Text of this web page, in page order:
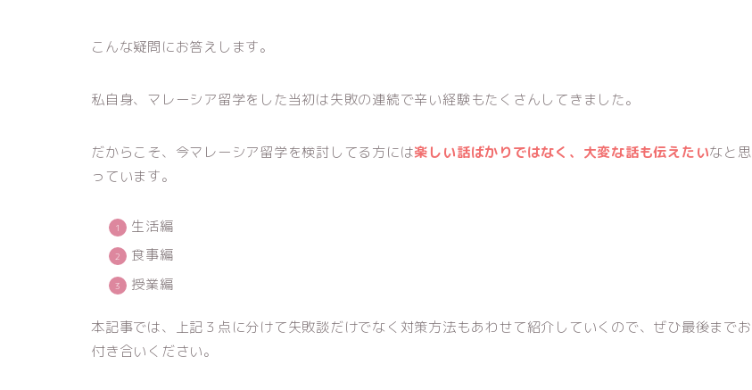
こんな疑問にお答えします。
私自身、マレーシア留学をした当初は失敗の連続で辛い経験もたくさんしてきました。
だからこそ、今マレーシア留学を検討してる方には楽しい話ばかりではなく、大変な話も伝えたいなと思
っています。
生活編
食事編
授業編
本記事では、上記３点に分けて失敗談だけでなく対策方法もあわせて紹介していくので、ぜひ最後までお
付き合いください。